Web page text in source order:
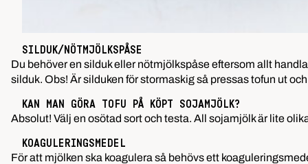
SILDUK/NÖTMJÖLKSPÅSE
Du behöver en silduk eller nötmjölkspåse eftersom allt
silduk. Obs! Är silduken för stormaskig så pressas tofun ut
KAN MAN GÖRA TOFU PÅ KÖPT SOJAMJÖLK?
Absolut! Välj en osötad sort och testa. All sojamjölk är lite
KOAGULERINGSMEDEL
För att mjölken ska koagulera så behövs ett